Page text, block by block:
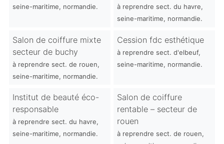
seine-maritime, normandie.
à reprendre sect. du havre,
seine-maritime, normandie.
Salon de coiffure mixte
secteur de buchy
à reprendre sect. de rouen,
seine-maritime, normandie.
Cession fdc esthétique
à reprendre sect. d'elbeuf,
seine-maritime, normandie.
Institut de beauté éco-
responsable
à reprendre sect. du havre,
seine-maritime, normandie.
Salon de coiffure
rentable – secteur de
rouen
à reprendre sect. de rouen,